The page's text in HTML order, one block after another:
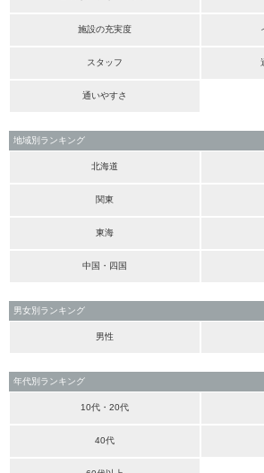
施設の充実度
スタッフ
通いやすさ
地域別ランキング
北海道
関東
東海
中国・四国
男女別ランキング
男性
年代別ランキング
10代・20代
40代